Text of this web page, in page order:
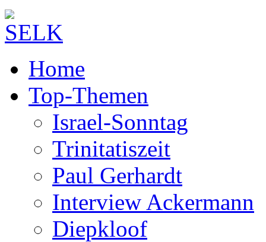
Home
Top-Themen
Israel-Sonntag
Trinitatiszeit
Paul Gerhardt
Interview Ackermann
Diepkloof